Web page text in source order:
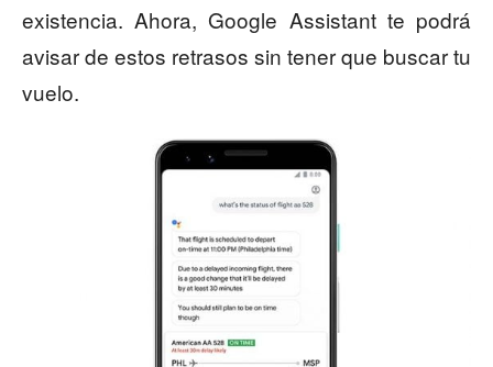
existencia. Ahora, Google Assistant te podrá
avisar de estos retrasos sin tener que buscar tu
vuelo.